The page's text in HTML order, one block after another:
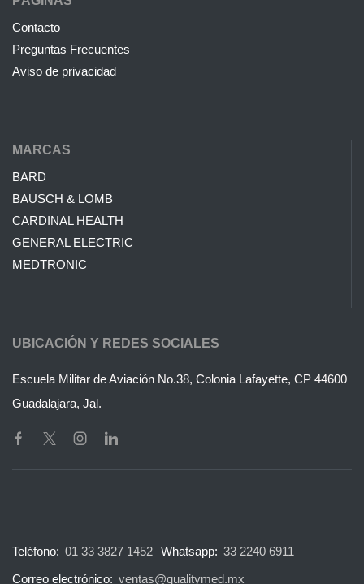
Contacto
Preguntas Frecuentes
Aviso de privacidad
MARCAS
BARD
BAUSCH & LOMB
CARDINAL HEALTH
GENERAL ELECTRIC
MEDTRONIC
UBICACIÓN Y REDES SOCIALES
Escuela Militar de Aviación No.38, Colonia Lafayette, CP 44600
Guadalajara, Jal.
Teléfono: 01 33 3827 1452 Whatsapp: 33 2240 6911
Correo electrónico: ventas@qualitymed.mx